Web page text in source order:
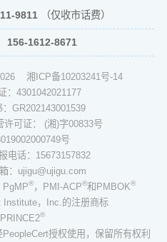
9811 （仅收市话费）
156-1612-8671
湘ICP备10203241号-14
：4301042021177
GR202143001539
许可证： (湘)字00833号
号
电话：15673157832
：ujigu@ujigu.com
PgMP®，PMI-ACP®和PMBOK®
Institute，Inc.的注册商标
®
授权使用，保留所有权利